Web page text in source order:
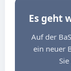
Es geht
Auf der
ein neuer